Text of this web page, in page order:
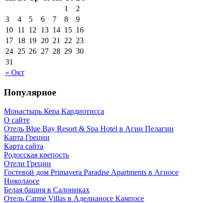
« Окт
1
2
3
4 5 6 7 8
9
10 11 12 13 14 15 16
17 18 19 20 21 22 23
24 25 26 27 28 29 30
31
Популярное
Монастырь Кера Кардиотисса
О сайте
Отель Blue Bay Resort & Spa Hotel в Агии Пелагии
Карта Греции
Карта сайта
Родосская крепость
Отели Греции
Гостевой дом Primavera Paradise Apartments в Агиосе
Николаосе
Белая башня в Салониках
Отель Carme Villas в Аделианосе Кампосе